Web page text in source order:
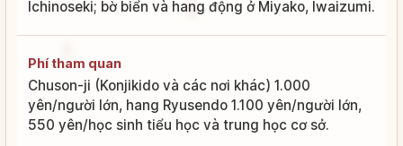
Ichinoseki; bờ biển và hang động ở Miyako, Iwaizumi.
Phí tham quan
Chuson-ji (Konjikido và các nơi khác) 1.000
yên/người lớn, hang Ryusendo 1.100 yên/người lớn,
550 yên/học sinh tiểu học và trung học cơ sở.